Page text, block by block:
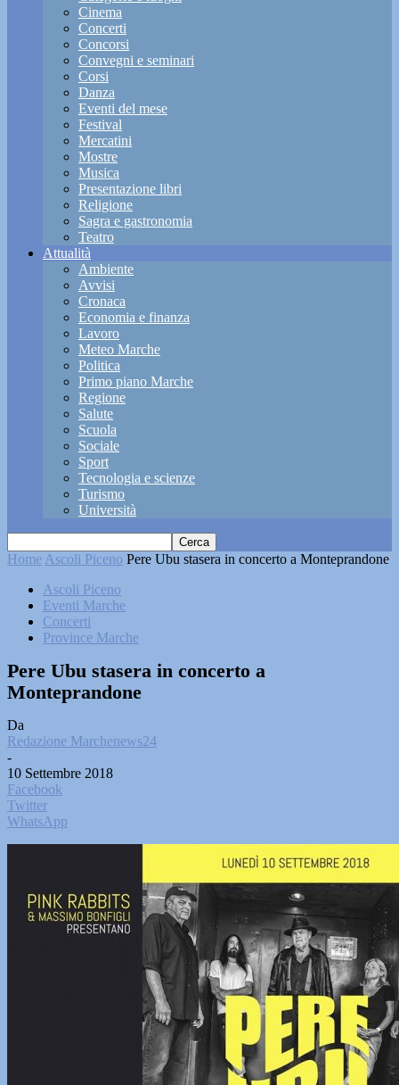
Cinema
Concerti
Concorsi
Convegni e seminari
Corsi
Danza
Eventi del mese
Festival
Mercatini
Mostre
Musica
Presentazione libri
Religione
Sagra e gastronomia
Teatro
Attualità
Ambiente
Avvisi
Cronaca
Economia e finanza
Lavoro
Meteo Marche
Politica
Primo piano Marche
Regione
Salute
Scuola
Sociale
Sport
Tecnologia e scienze
Turismo
Università
Home Ascoli Piceno Pere Ubu stasera in concerto a Monteprandone
Ascoli Piceno
Eventi Marche
Concerti
Province Marche
Pere Ubu stasera in concerto a
Monteprandone
Da
Redazione Marchenews24
-
10 Settembre 2018
Facebook
Twitter
WhatsApp